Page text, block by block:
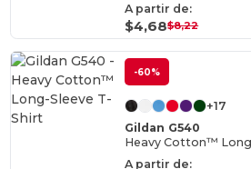
A partir de:
$4,68$8,22
-60%
+17
Gildan G540
Heavy Cotton™
A partir de: